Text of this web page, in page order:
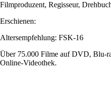
Filmproduzent, Regisseur,
Erschienen:
Altersempfehlung: FSK-16
Über 75.000 Filme auf DVD, Blu-
Online-Videothek.